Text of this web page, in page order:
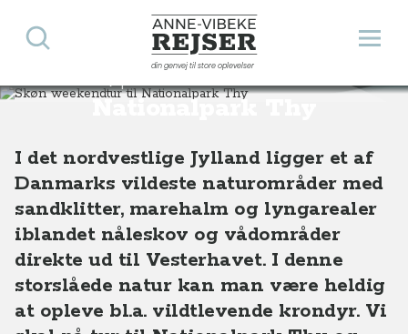
Anne-Vibeke Rejser
din genvej til store oplevelser
Åbn
Søg
Skøn weekendtur til
Nationalpark Thy
Destinationer Europa Danmark Skøn weekendtur til Nationalpark Thy
I det nordvestlige Jylland ligger et af
Danmarks vildeste naturområder med
sandklitter, marehalm og lyngarealer
iblandet nåleskov og vådområder
direkte ud til Vesterhavet. I denne
storslåede natur kan man være heldig
at opleve bl.a. vildtlevende krondyr. Vi